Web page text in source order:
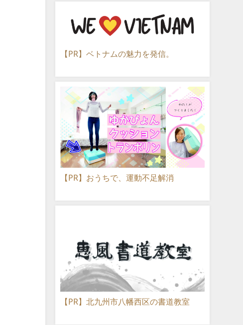
【PR】ベトナムの魅力を発信。
【PR】おうちで、運動不足解消
【PR】北九州市八幡西区の書道教室